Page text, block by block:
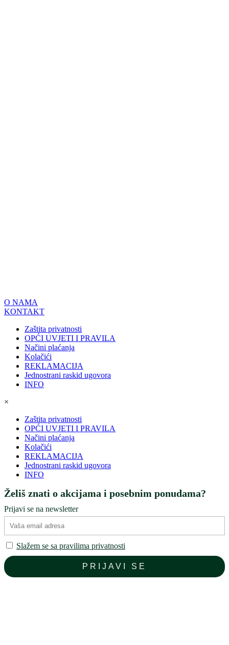
O NAMA
KONTAKT
Zaštita privatnosti
OPĆI UVJETI I PRAVILA
Načini plaćanja
Kolačići
REKLAMACIJA
Jednostrani raskid ugovora
INFO
×
Zaštita privatnosti
OPĆI UVJETI I PRAVILA
Načini plaćanja
Kolačići
REKLAMACIJA
Jednostrani raskid ugovora
INFO
Želiš znati o akcijama i posebnim ponudama?
Prijavi se na newsletter
Slažem se sa pravilima privatnosti